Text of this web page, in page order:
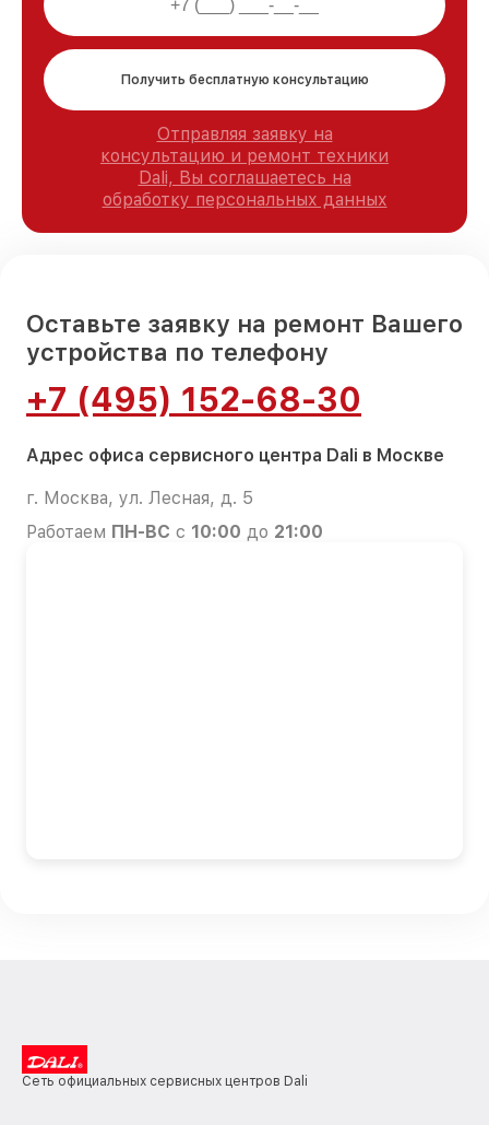
Получить бесплатную консультацию
Отправляя заявку на
консультацию и ремонт техники
Dali, Вы соглашаетесь на
обработку персональных данных
Оставьте заявку на ремонт Вашего
устройства по телефону
+7 (495) 152-68-30
Адрес офиса сервисного центра Dali в Москве
г. Москва, ул. Лесная, д. 5
Работаем ПН-ВС с 10:00 до 21:00
Сеть официальных сервисных центров Dali